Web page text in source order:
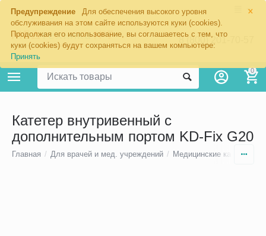
×
Предупреждение
Для обеспечения высокого уровня
обслуживания на этом сайте используются куки (cookies).
Продолжая его использование, вы соглашаетесь с тем, что
куки (cookies) будут сохраняться на вашем компьютере:
Принять
8 (800) 201-70-57
0
Катетер внутривенный c
дополнительным портом KD-Fix G20
Главная / Для врачей и мед. учреждений / Медицинские катетеры